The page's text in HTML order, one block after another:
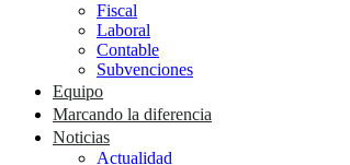
Fiscal
Laboral
Contable
Subvenciones
Equipo
Marcando la diferencia
Noticias
Actualidad